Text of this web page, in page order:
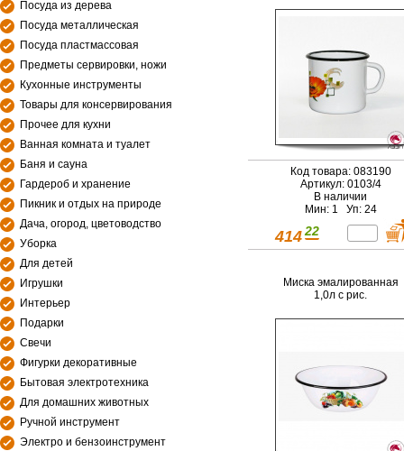
Посуда из дерева
Посуда металлическая
Посуда пластмассовая
Предметы сервировки, ножи
Кухонные инструменты
Товары для консервирования
Прочее для кухни
Ванная комната и туалет
Баня и сауна
Гардероб и хранение
Пикник и отдых на природе
Дача, огород, цветоводство
Уборка
Для детей
Игрушки
Интерьер
Подарки
Свечи
Фигурки декоративные
Бытовая электротехника
Для домашних животных
Ручной инструмент
Электро и бензоинструмент
Код товара: 083190
Артикул: 0103/4
В наличии
Мин: 1 Уп: 24
414 22
Миска эмалированная
1,0л с рис.